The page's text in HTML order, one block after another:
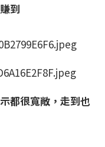
到
都很寬敞，走到也